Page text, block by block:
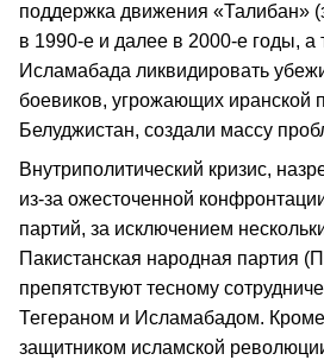
поддержка движения «Талибан»
в 1990-е и далее в 2000-е годы, а
Исламабада ликвидировать
боевиков, угрожающих иранской
Белуджистан, создали массу
Внутриполитический кризис,
из-за ожесточенной
партий, за исключением
Пакистанская народная партия
препятствуют тесному
Тегераном и Исламабадом. Кроме
защитником исламской